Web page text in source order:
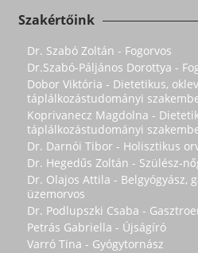
Szakértőink
Dr. Szabó Zoltán - Fogorvos
Dr.Szabó-Páljános Dorottya -
Dobor Viktória - Dietetikus,
táplálkozástudományi
Koprivanecz Magdolna -
táplálkozástudományi
Dr. Darnói Tibor - Holisztikus
Dr. Hegedűs Zoltán - Szülész-
Dr. Olajos Attila - Belgyógyász,
üzemorvos
Dr. Podlupszki Csaba -
Petrás Gabriella - Újságíró
Varró Tina - Gyógytornász